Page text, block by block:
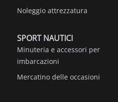
Noleggio attrezzatura
SPORT NAUTICI
Minuteria e accessori per
imbarcazioni
Mercatino delle occasioni